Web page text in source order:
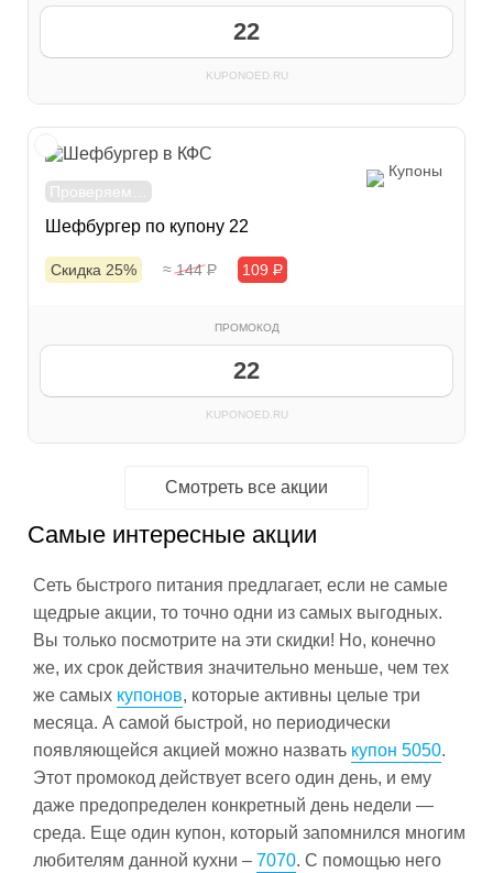
22
KUPONOED.RU
Купоны
Проверяем…
Шефбургер по купону 22
Скидка 25% ≈ 144Р 109 Р
ПРОМОКОД
22
KUPONOED.RU
Смотреть все акции
Самые интересные акции
Сеть быстрого питания предлагает, если не самые
щедрые акции, то точно одни из самых выгодных.
Вы только посмотрите на эти скидки! Но, конечно
же, их срок действия значительно меньше, чем тех
же самых купонов, которые активны целые три
месяца. А самой быстрой, но периодически
появляющейся акцией можно назвать купон 5050.
Этот промокод действует всего один день, и ему
даже предопределен конкретный день недели —
среда. Еще один купон, который запомнился многим
любителям данной кухни – 7070. С помощью него